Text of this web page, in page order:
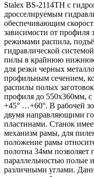
Stalex BS-2114ТН с
дросселируемым
обеспечивающим
зависимости от профиля
режимами распила,
гидравлической
пилы в крайнюю нижнюю
для резки черных
профильным сечением,
распилы полых
профиля до 550х360мм,
+45° …+60°. В рабочей
двумя направляющими
пластинами. Станок
механизм рамы, для
положение рамы
полотна 34мм позволяет
параллельностью полые
различными углами.